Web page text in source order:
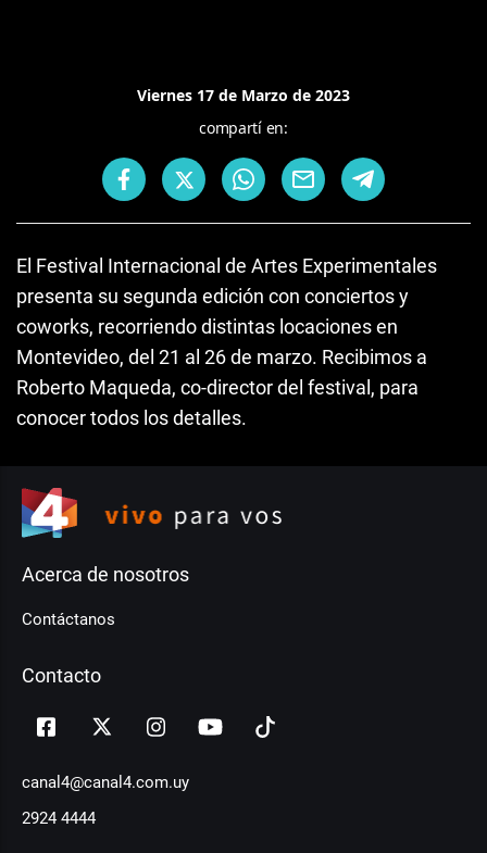
Viernes 17 de Marzo de 2023
compartí en:
El Festival Internacional de Artes Experimentales
presenta su segunda edición con conciertos y
coworks, recorriendo distintas locaciones en
Montevideo, del 21 al 26 de marzo. Recibimos a
Roberto Maqueda, co-director del festival, para
conocer todos los detalles.
Acerca de nosotros
Contáctanos
Contacto
canal4@canal4.com.uy
2924 4444